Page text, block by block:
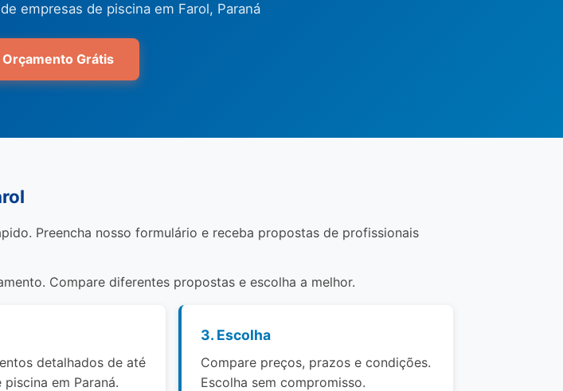
empresas de piscina em Farol, Paraná
Orçamento Grátis
Preencha nosso formulário e receba propostas de profissionais
Compare diferentes propostas e escolha a melhor.
detalhados de até
em Paraná.
3. Escolha
Compare preços, prazos e condições.
Escolha sem compromisso.